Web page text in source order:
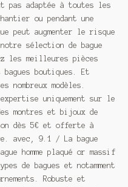
pas adaptée à toutes les
ou pendant une
peut augmenter le risque
sélection de bague
les meilleures pièces
bagues boutiques. Et
modèles.
uniquement sur le
montres et bijoux de
dès 5€ et offerte à
avec, 9.1 / La bague
homme plaqué or massif
de bagues et notamment
Robuste et